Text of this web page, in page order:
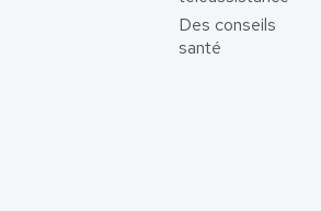
Des conseils
santé